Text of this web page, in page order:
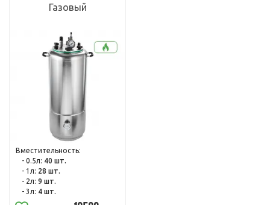
Газовый
Вместительность:
- 0.5л: 40 шт.
- 1л: 28 шт.
- 2л: 9 шт.
- 3л: 4 шт.